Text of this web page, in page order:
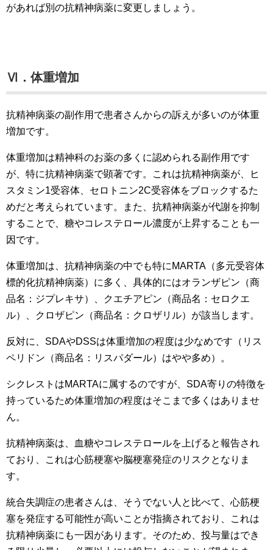
があれば別の抗精神病薬に変更しましょう。
Ⅵ．体重増加
抗精神病薬の副作用で患者さんからの訴えが多いのが体重
増加です。
体重増加は精神科のお薬の多くに認められる副作用です
が、特に抗精神病薬で顕著です。これは抗精神病薬が、ヒ
スタミン1受容体、セロトニン2C受容体をブロックするた
めだと考えられています。また、抗精神病薬が代謝を抑制
することで、糖やコレステロール濃度が上昇することも一
因です。
体重増加は、抗精神病薬の中でも特にMARTA（多元受容体
標的化抗精神病薬）に多く、具体的にはオランザピン（商
品名：ジプレキサ）、クエチアピン（商品名：セロクエ
ル）、クロザピン（商品名：クロザリル）が該当します。
反対に、SDAやDSSは体重増加の程度は少なめです（リス
ペリドン（商品名：リスパダール）はやや多め）。
シクレストはMARTAに属するのですが、SDA寄りの特徴を
持っているため体重増加の程度はそこまで多くはありませ
ん。
抗精神病薬は、血糖やコレステロールを上げると報告され
ており、これは心筋梗塞や脳梗塞発症のリスクとなりま
す。
統合失調症の患者さんは、そうでない人と比べて、心筋梗
塞を発症する可能性が高いことが指摘されており、これは
抗精神病薬にも一因があります。そのため、投与量はでき